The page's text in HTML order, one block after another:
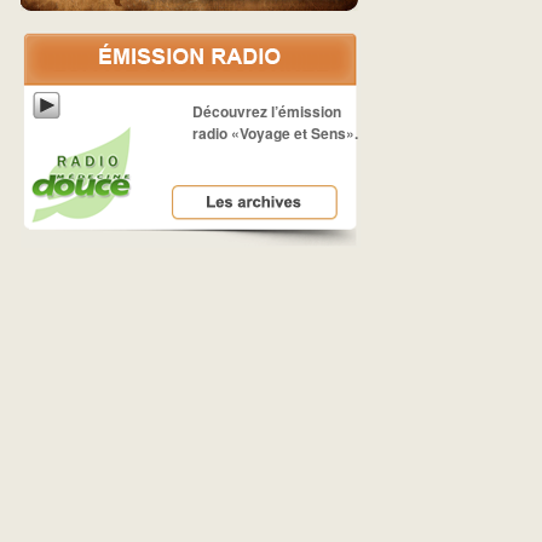
Découvrez l’émission
radio «Voyage et Sens».